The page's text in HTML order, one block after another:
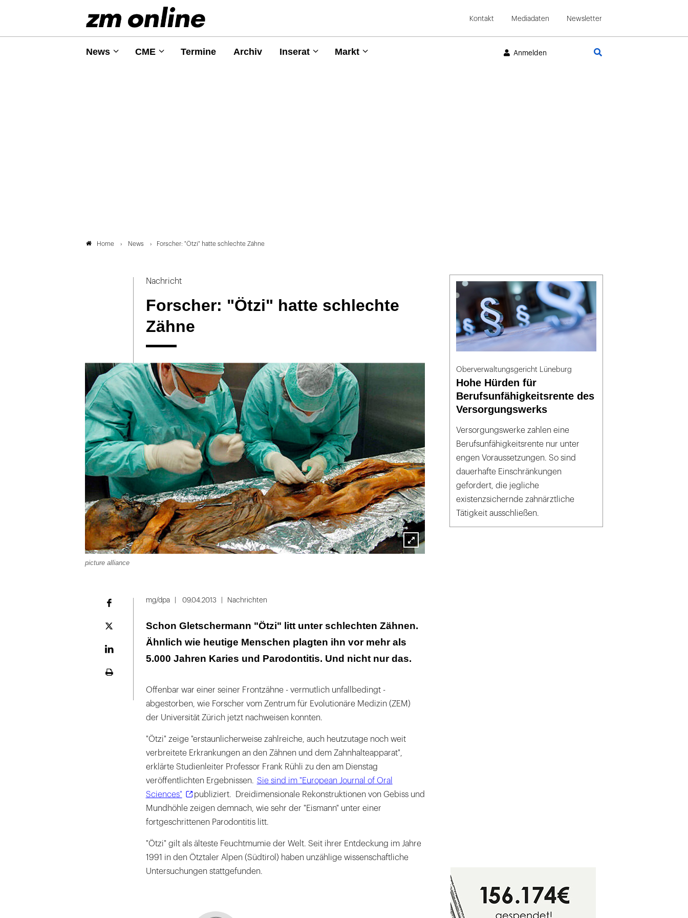
Kontakt Mediadaten Newsletter
News CME Termine Archiv Inserat Markt Anmelden
Home News Forscher: "Ötzi" hatte schlechte Zähne
Nachricht
Forscher: "Ötzi" hatte schlechte
Zähne
Lightbox
picture alliance
Plattform
mg/dpa 09.04.2013 Nachrichten
Schon Gletschermann "Ötzi" litt unter schlechten Zähnen.
Ähnlich wie heutige Menschen plagten ihn vor mehr als
5.000 Jahren Karies und Parodontitis. Und nicht nur das.
Offenbar war einer seiner Frontzähne - vermutlich unfallbedingt -
abgestorben, wie Forscher vom Zentrum für Evolutionäre Medizin (ZEM)
der Universität Zürich jetzt nachweisen konnten.
"Ötzi" zeige "erstaunlicherweise zahlreiche, auch heutzutage noch weit
verbreitete Erkrankungen an den Zähnen und dem Zahnhalteapparat",
erklärte Studienleiter Professor Frank Rühli zu den am Dienstag
veröffentlichten Ergebnissen. Sie sind im "European Journal of Oral
Sciences"
publiziert. Dreidimensionale Rekonstruktionen von Gebiss und
Mundhöhle zeigen demnach, wie sehr der "Eismann" unter einer
fortgeschrittenen Parodontitis litt.
"Ötzi" gilt als älteste Feuchtmumie der Welt. Seit ihrer Entdeckung im Jahre
1991 in den Ötztaler Alpen (Südtirol) haben unzählige wissenschaftliche
Untersuchungen stattgefunden.
Oberverwaltungsgericht Lüneburg
Hohe Hürden für
Berufsunfähigkeitsrente des
Versorgungswerks
Versorgungswerke zahlen eine
Berufsunfähigkeitsrente nur unter
engen Voraussetzungen. So sind
dauerhafte Einschränkungen
gefordert, die jegliche
existenzsichernde zahnärztliche
Tätigkeit ausschließen.